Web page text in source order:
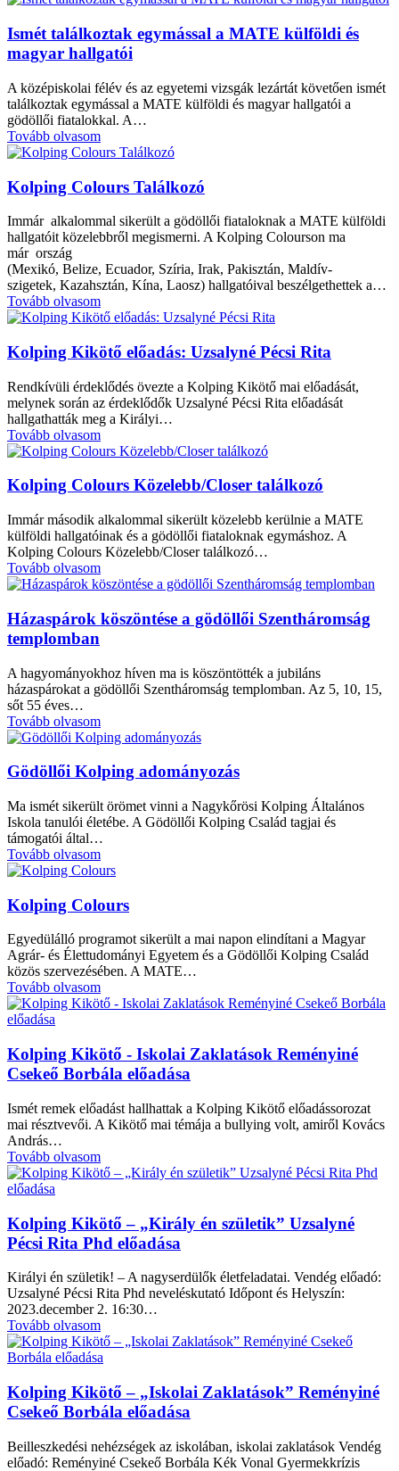
Ismét találkoztak egymással a MATE külföldi és
magyar hallgatói
A középiskolai félév és az egyetemi vizsgák lezártát követően ismét
találkoztak egymással a MATE külföldi és magyar hallgatói a
gödöllői fiatalokkal. A…
Tovább olvasom
Kolping Colours Találkozó
Immár alkalommal sikerült a gödöllői fiataloknak a MATE külföldi
hallgatóit közelebbről megismerni. A Kolping Colourson ma
már ország
(Mexikó, Belize, Ecuador, Szíria, Irak, Pakisztán, Maldív-
szigetek, Kazahsztán, Kína, Laosz) hallgatóival beszélgethettek a…
Tovább olvasom
Kolping Kikötő előadás: Uzsalyné Pécsi Rita
Rendkívüli érdeklődés övezte a Kolping Kikötő mai előadását,
melynek során az érdeklődők Uzsalyné Pécsi Rita előadását
hallgathatták meg a Királyi…
Tovább olvasom
Kolping Colours Közelebb/Closer találkozó
Immár második alkalommal sikerült közelebb kerülnie a MATE
külföldi hallgatóinak és a gödöllői fiataloknak egymáshoz. A
Kolping Colours Közelebb/Closer találkozó…
Tovább olvasom
Házaspárok köszöntése a gödöllői Szentháromság
templomban
A hagyományokhoz híven ma is köszöntötték a jubiláns
házaspárokat a gödöllői Szentháromság templomban. Az 5, 10, 15,
sőt 55 éves…
Tovább olvasom
Gödöllői Kolping adományozás
Ma ismét sikerült örömet vinni a Nagykőrösi Kolping Általános
Iskola tanulói életébe. A Gödöllői Kolping Család tagjai és
támogatói által…
Tovább olvasom
Kolping Colours
Egyedülálló programot sikerült a mai napon elindítani a Magyar
Agrár- és Élettudományi Egyetem és a Gödöllői Kolping Család
közös szervezésében. A MATE…
Tovább olvasom
Kolping Kikötő - Iskolai Zaklatások Reményiné
Csekeő Borbála előadása
Ismét remek előadást hallhattak a Kolping Kikötő előadássorozat
mai résztvevői. A Kikötő mai témája a bullying volt, amiről Kovács
András…
Tovább olvasom
Kolping Kikötő – „Király én születik” Uzsalyné
Pécsi Rita Phd előadása
Királyi én születik! – A nagyserdülők életfeladatai. Vendég előadó:
Uzsalyné Pécsi Rita Phd neveléskutató Időpont és Helyszín:
2023.december 2. 16:30…
Tovább olvasom
Kolping Kikötő – „Iskolai Zaklatások” Reményiné
Csekeő Borbála előadása
Beilleszkedési nehézségek az iskolában, iskolai zaklatások Vendég
előadó: Reményiné Csekeő Borbála Kék Vonal Gyermekkrízis